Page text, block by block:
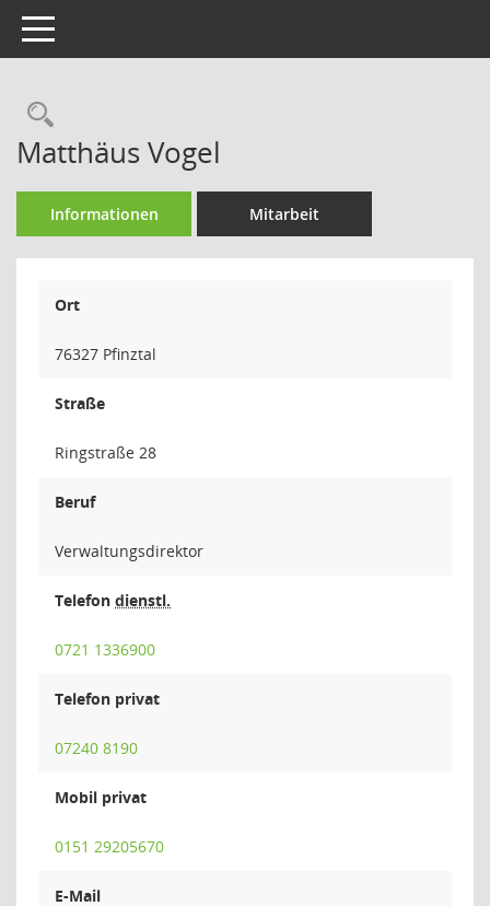
Toggle navigation
Rechercheauswahl
Matthäus Vogel
Informationen Mitarbeit
Ort
76327 Pfinztal
Straße
Ringstraße 28
Beruf
Verwaltungsdirektor
Telefon dienstl.
0721 1336900
Telefon privat
07240 8190
Mobil privat
0151 29205670
E-Mail